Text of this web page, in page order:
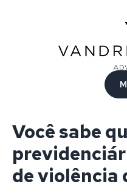
Você sabe
de violência